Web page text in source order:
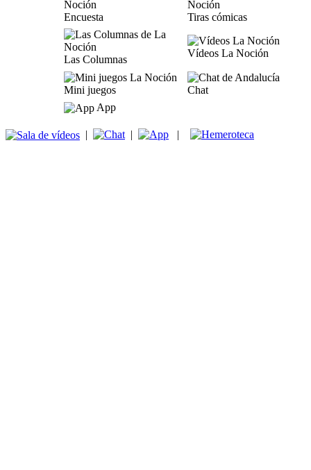
Encuesta Tiras cómicas
Las Columnas
Vídeos La Noción
Mini juegos
Chat
App
| | |